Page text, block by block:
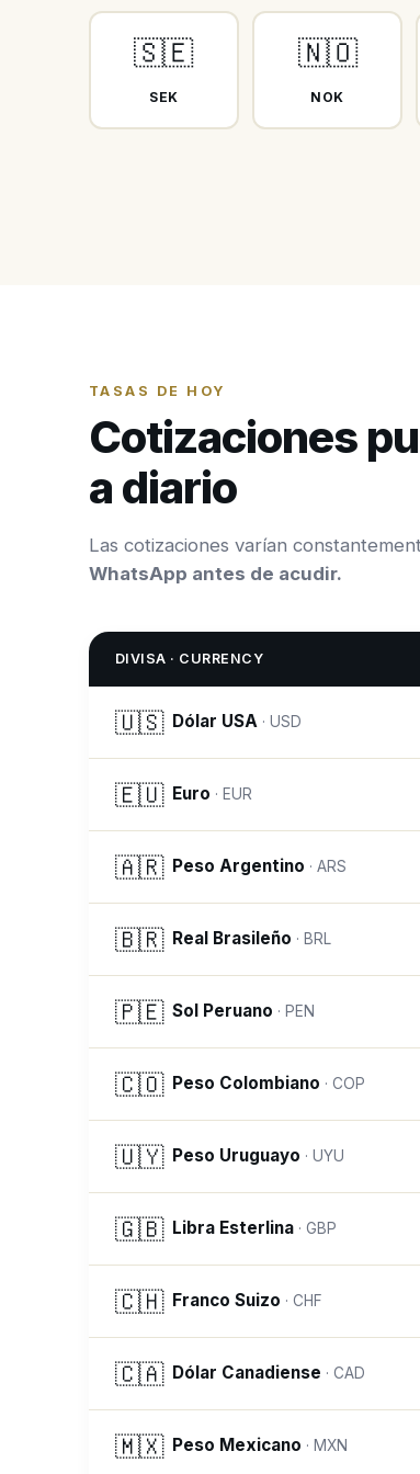
🇸🇪
SEK
🇳🇴
NOK
TASAS DE HOY
Cotizaciones
a diario
Las cotizaciones varían
WhatsApp antes de acudir.
DIVISA · CURRENCY
🇺🇸 Dólar USA · USD
🇪🇺 Euro · EUR
🇦🇷 Peso Argentino · ARS
🇧🇷 Real Brasileño · BRL
🇵🇪 Sol Peruano · PEN
🇨🇴 Peso Colombiano · COP
🇺🇾 Peso Uruguayo · UYU
🇬🇧 Libra Esterlina · GBP
🇨🇭 Franco Suizo · CHF
🇨🇦 Dólar Canadiense · CAD
🇲🇽 Peso Mexicano · MXN